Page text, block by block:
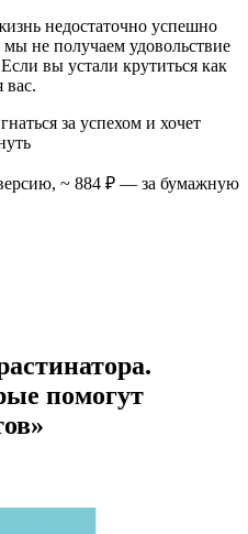
недостаточно успешно
не получаем удовольствие
вы устали крутиться как
вас.
за успехом и хочет
~ 884 ₽ — за бумажную
помогут